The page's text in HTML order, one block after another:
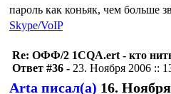
пароль как коньяк, чем больше
Skype/VoIP
Re: ОФФ/2 1CQA.ert - кто
Ответ #36 - 23. Ноября 2006 ::
Arta писал(а) 16.